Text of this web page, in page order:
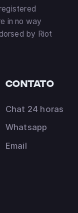
in no way
by Riot
Contato
Chat 24 horas
Whatsapp
Email